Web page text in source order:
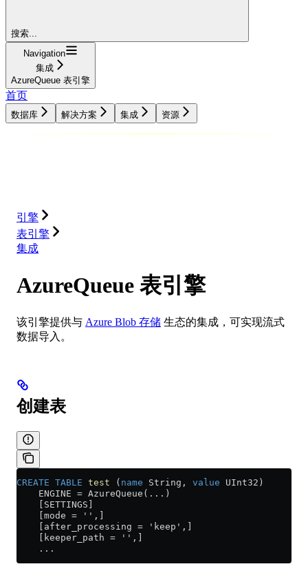
搜索...
Navigation
集成
AzureQueue 表引擎
首页
数据库 解决方案 集成 资源
引擎
表引擎
集成
AzureQueue 表引擎
该引擎提供与 Azure Blob 存储 生态的集成，可实现流式
数据导入。
创建表
CREATE TABLE test ( name String, value UInt32)
    ENGINE
= AzureQueue(...)
    [SETTINGS]
    [mode = '',]
    [after_processing = 'keep',]
    [keeper_path = '',]
    ...